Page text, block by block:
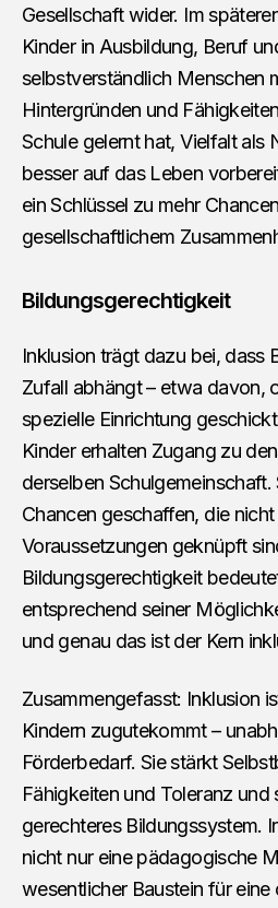
Gesellschaft wider. Im
Kinder in Ausbildung, Beruf
selbstverständlich Menschen
Hintergründen und
Schule gelernt hat, Vielfalt als
besser auf das Leben
ein Schlüssel zu mehr
gesellschaftlichem
Bildungsgerechtigkeit
Inklusion trägt dazu bei, dass
Zufall abhängt – etwa davon,
spezielle Einrichtung
Kinder erhalten Zugang zu
derselben
Chancen geschaffen, die
Voraussetzungen geknüpft
Bildungsgerechtigkeit
entsprechend seiner
und genau das ist der Kern
Zusammengefasst: Inklusion
Kindern zugutekommt –
Förderbedarf. Sie stärkt
Fähigkeiten und Toleranz
gerechteres Bildungssystem.
nicht nur eine pädagogische
wesentlicher Baustein für